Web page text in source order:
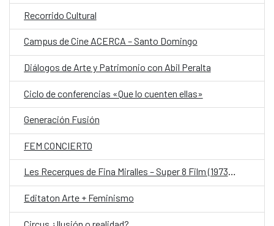
Recorrido Cultural
Campus de Cine ACERCA – Santo Domingo
Diálogos de Arte y Patrimonio con Abil Peralta
Ciclo de conferencias «Que lo cuenten ellas»
Generación Fusión
FEM CONCIERTO
Les Recerques de Fina Miralles – Super 8 Film (1973-1976)
Editaton Arte + Feminismo
Circus ¿Ilusión o realidad?